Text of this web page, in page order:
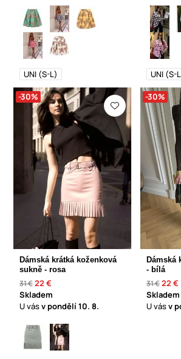
UNI (S-L) UNI (S-
-30%
Dámská krátká koženková
sukně - rosa
31 €22 €
Skladem
U vásv pondělí10. 8.
-30%
Dámská
- bílá
31 €22 €
Skladem
U vásv